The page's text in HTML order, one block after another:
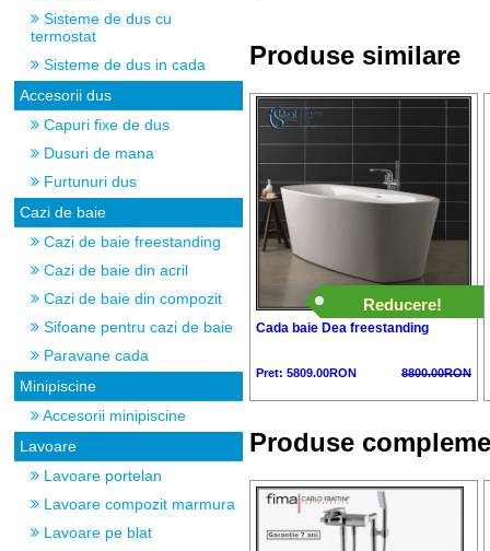
Sisteme de dus cu
termostat
Sisteme de dus in cada
Accesorii dus
Capuri fixe de dus
Dusuri de mana
Furtunuri dus
Cazi de baie
Cazi de baie freestanding
Cazi de baie din acril
Cazi de baie din compozit
Sifoane pentru cazi de baie
Paravane cada
Minipiscine
Accesorii minipiscine
Lavoare
Lavoare portelan
Lavoare compozit marmura
Lavoare pe blat
Produse similare
Reducere!
Cada baie Dea freestanding
Pret: 5809.00RON 8800.00RON
Produse